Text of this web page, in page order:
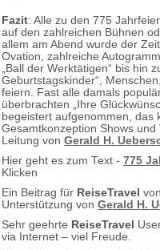
Fazit: Alle zu den 775
auf den zahlreichen Bühnen
allem am Abend wurde der
Ovation, zahlreiche
„Ball der Werktätigen“ bis hin
Geburtstagskinder“,
feiern. Fast alle damals
überbrachten „Ihre
begeistert aufgenommen, das
Gesamtkonzeption Shows
Leitung von Gerald H.
Hier geht es zum Text - 775
Klicken
Ein Beitrag für ReiseTravel
Unterstützung von Gerald H.
Sehr geehrte ReiseTravel
via Internet – viel Freude.